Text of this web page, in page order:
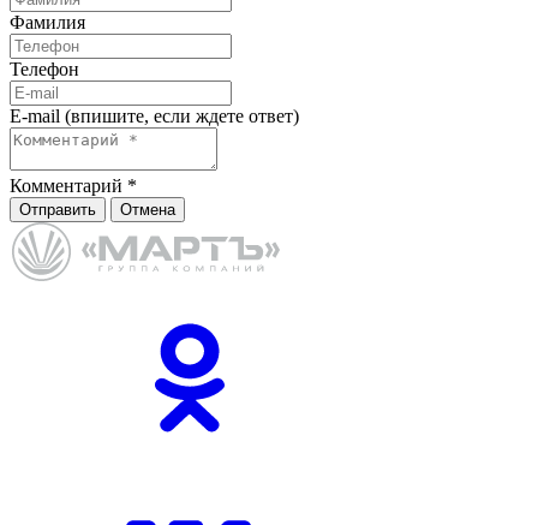
Фамилия
Телефон
E-mail (впишите, если ждете ответ)
Комментарий *
Отправить Отмена